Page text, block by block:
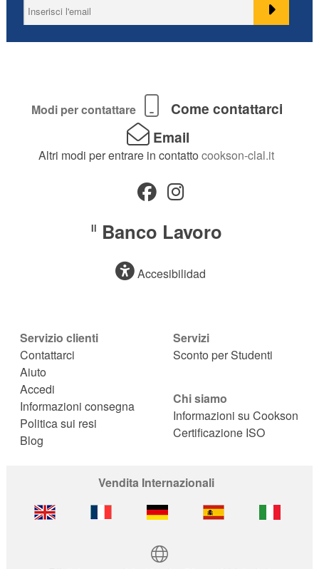
Modi per contattare
Come contattarci
Email
Altri modi per entrare in contatto cookson-clal.it
Il Banco Lavoro
Accesibilidad
Servizio clienti
Contattarci
Aiuto
Accedi
Informazioni consegna
Politica sui resi
Blog
Servizi
Sconto per Studenti
Chi siamo
Informazioni su Cookson
Certificazione ISO
Vendita Internazionali